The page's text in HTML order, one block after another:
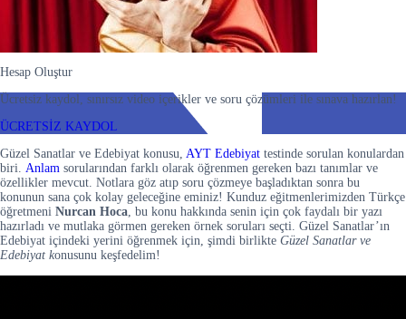
Hesap Oluştur
Ücretsiz kaydol, sınırsız video içerikler ve soru çözümleri ile sınava hazırlan!
ÜCRETSİZ KAYDOL
Güzel Sanatlar ve Edebiyat konusu, AYT Edebiyat testinde sorulan konulardan
biri. Anlam sorularından farklı olarak öğrenmen gereken bazı tanımlar ve
özellikler mevcut. Notlara göz atıp soru çözmeye başladıktan sonra bu
konunun sana çok kolay geleceğine eminiz! Kunduz eğitmenlerimizden Türkçe
öğretmeni Nurcan Hoca , bu konu hakkında senin için çok faydalı bir yazı
hazırladı ve mutlaka görmen gereken örnek soruları seçti. Güzel Sanatlar’ın
Edebiyat içindeki yerini öğrenmek için, şimdi birlikte Güzel Sanatlar ve
Edebiyat konusunu keşfedelim!